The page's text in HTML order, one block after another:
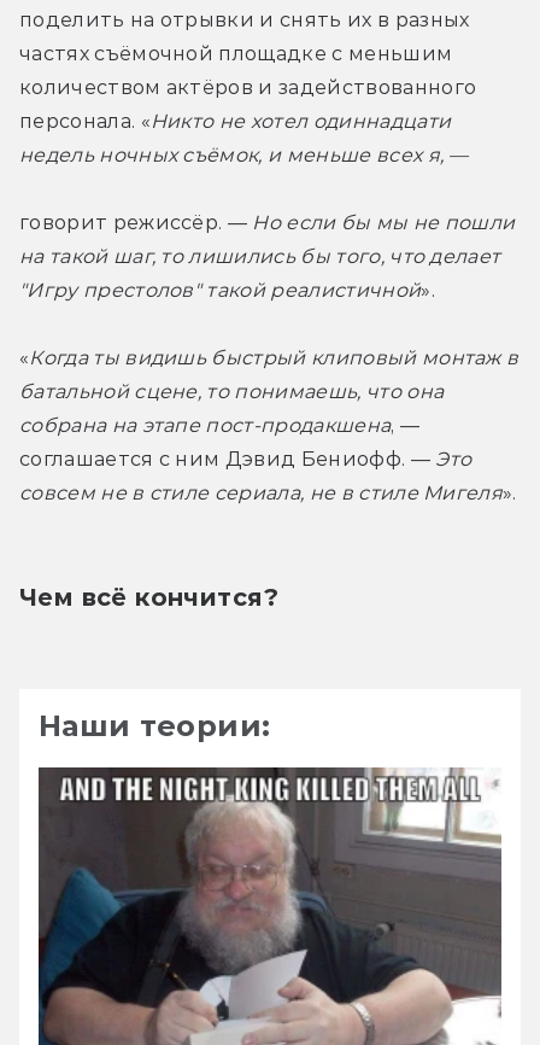
поделить на отрывки и снять их в разных
частях съёмочной площадке с меньшим
количеством актёров и задействованного
персонала. «Никто не хотел одиннадцати
недель ночных съёмок, и меньше всех я, —
говорит режиссёр. — Но если бы мы не пошли
на такой шаг, то лишились бы того, что делает
"Игру престолов" такой реалистичной».
«Когда ты видишь быстрый клиповый монтаж в
батальной сцене, то понимаешь, что она
собрана на этапе пост-продакшена, —
соглашается с ним Дэвид Бениофф. — Это
совсем не в стиле сериала, не в стиле Мигеля».
Чем всё кончится?
Наши теории: